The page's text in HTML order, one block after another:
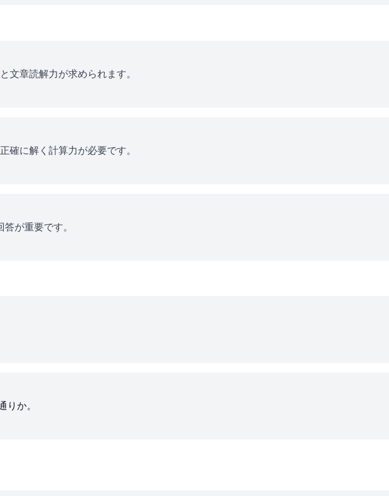
文章読解力が求められます。
確に解く計算力が必要です。
が重要です。
りか。